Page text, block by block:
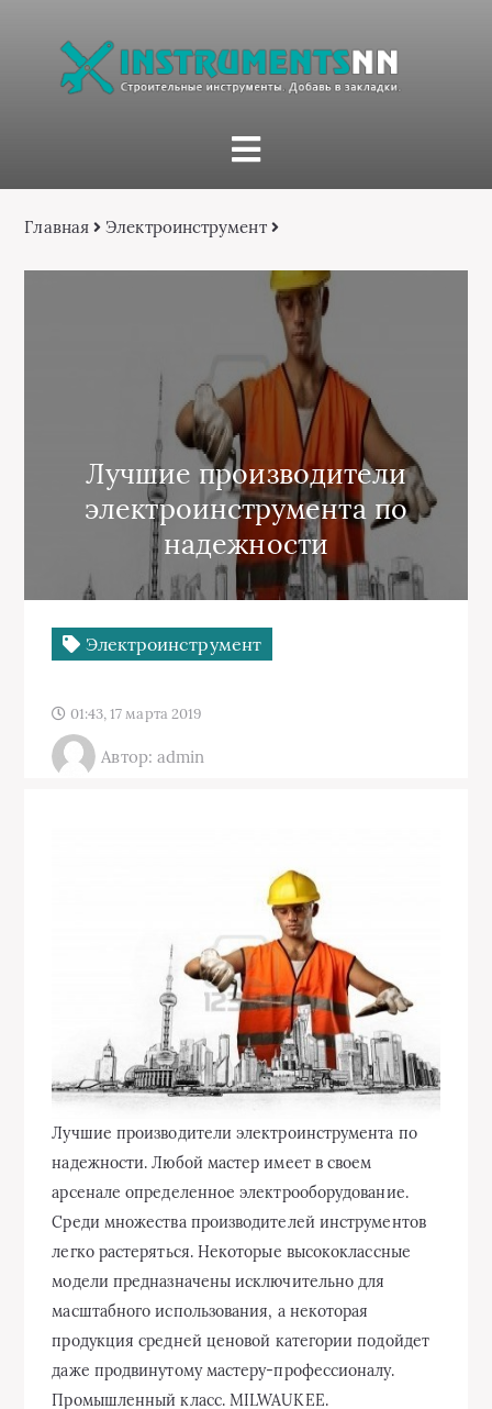
Главная Электроинструмент
Лучшие производители
электроинструмента по
надежности
Электроинструмент
01:43, 17 марта 2019
Автор: admin
Лучшие производители электроинструмента по
надежности. Любой мастер имеет в своем
арсенале определенное электрооборудование.
Среди множества производителей инструментов
легко растеряться. Некоторые высококлассные
модели предназначены исключительно для
масштабного использования, а некоторая
продукция средней ценовой категории подойдет
даже продвинутому мастеру-профессионалу.
Промышленный класс. MILWAUKEE.